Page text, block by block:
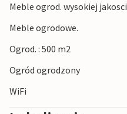
Meble ogrod. wysokiej jakosci
Meble ogrodowe.
Ogrod. : 500 m2
Ogród ogrodzony
WiFi